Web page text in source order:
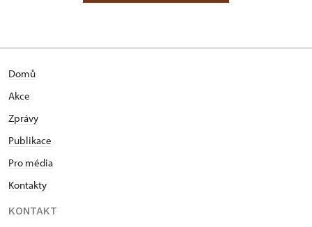
Domů
Akce
Zprávy
Publikace
Pro média
Kontakty
KONTAKT